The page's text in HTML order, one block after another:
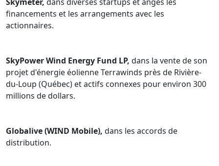
financements et les arrangements avec les
actionnaires.
SkyPower Wind Energy Fund LP, dans la vente de son
projet d'énergie éolienne Terrawinds près de Rivière-
du-Loup (Québec) et actifs connexes pour environ 300
millions de dollars.
Globalive (WIND Mobile), dans les accords de
distribution.